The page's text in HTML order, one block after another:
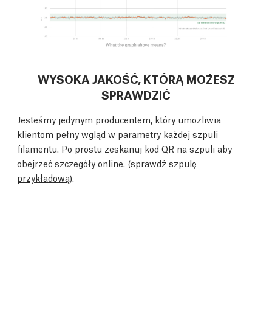
WYSOKA JAKOŚĆ, KTÓRĄ MOŻESZ
SPRAWDZIĆ
Jesteśmy jedynym producentem, który umożliwia
klientom pełny wgląd w parametry każdej szpuli
filamentu. Po prostu zeskanuj kod QR na szpuli aby
obejrzeć szczegóły online. (sprawdź szpulę
przykładową).